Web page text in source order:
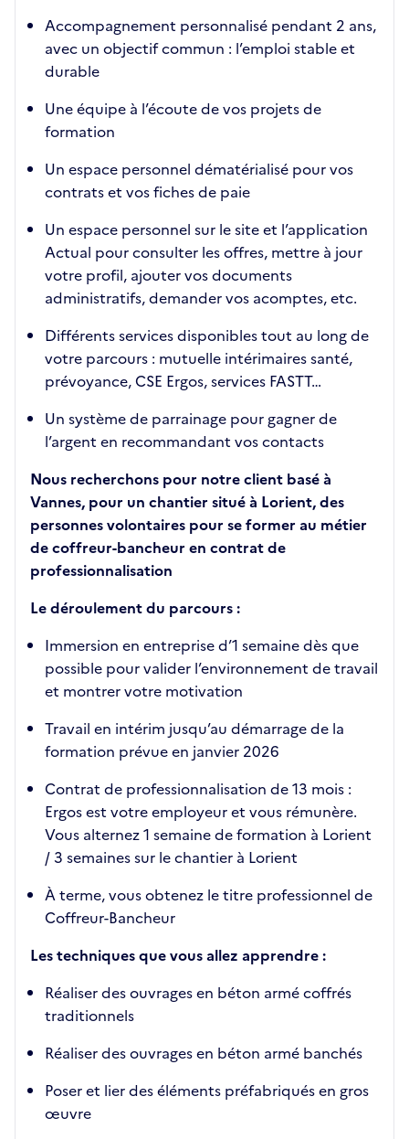
Accompagnement personnalisé pendant 2 ans,
avec un objectif commun : l’emploi stable et
durable
Une équipe à l’écoute de vos projets de
formation
Un espace personnel dématérialisé pour vos
contrats et vos fiches de paie
Un espace personnel sur le site et l’application
Actual pour consulter les offres, mettre à jour
votre profil, ajouter vos documents
administratifs, demander vos acomptes, etc.
Différents services disponibles tout au long de
votre parcours : mutuelle intérimaires santé,
prévoyance, CSE Ergos, services FASTT…
Un système de parrainage pour gagner de
l’argent en recommandant vos contacts
Nous recherchons pour notre client basé à
Vannes, pour un chantier situé à Lorient, des
personnes volontaires pour se former au métier
de coffreur-bancheur en contrat de
professionnalisation
Le déroulement du parcours :
Immersion en entreprise d’1 semaine dès que
possible pour valider l’environnement de travail
et montrer votre motivation
Travail en intérim jusqu’au démarrage de la
formation prévue en janvier 2026
Contrat de professionnalisation de 13 mois :
Ergos est votre employeur et vous rémunère.
Vous alternez 1 semaine de formation à Lorient
/ 3 semaines sur le chantier à Lorient
À terme, vous obtenez le titre professionnel de
Coffreur-Bancheur
Les techniques que vous allez apprendre :
Réaliser des ouvrages en béton armé coffrés
traditionnels
Réaliser des ouvrages en béton armé banchés
Poser et lier des éléments préfabriqués en gros
œuvre